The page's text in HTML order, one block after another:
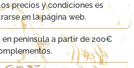
precios y condiciones es
en la página web.
en península a partir de 200€